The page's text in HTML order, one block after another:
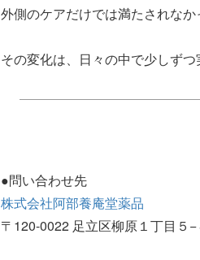
外側のケアだけでは満たされなか
その変化は、日々の中で少しずつ
●問い合わせ先
株式会社阿部養庵堂薬品
〒120-0022 足立区柳原１丁目５